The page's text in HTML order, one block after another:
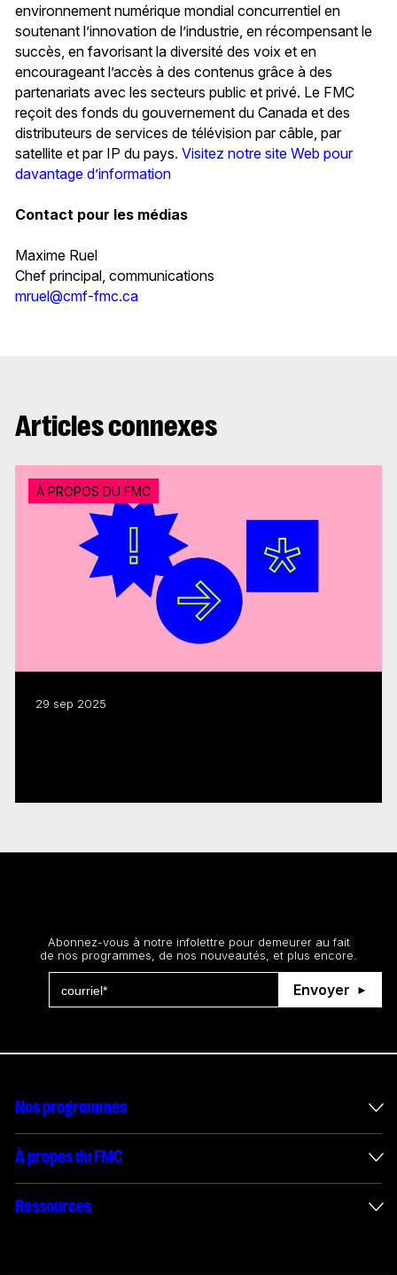
environnement numérique mondial concurrentiel en
soutenant l’innovation de l’industrie, en récompensant le
succès, en favorisant la diversité des voix et en
encourageant l’accès à des contenus grâce à des
partenariats avec les secteurs public et privé. Le FMC
reçoit des fonds du gouvernement du Canada et des
distributeurs de services de télévision par câble, par
satellite et par IP du pays. Visitez notre site Web pour
davantage d’information
Contact pour les médias
Maxime Ruel
Chef principal, communications
mruel@cmf-fmc.ca
Articles connexes
À PROPOS DU FMC
29 sep 2025
Abonnez-vous à notre infolettre pour demeurer au fait
de nos programmes, de nos nouveautés, et plus encore.
Envoyer
Nos programmes
Mesures incitatives internationales
Administration des enveloppes
À propos du FMC
À propos du FMC
Ressources